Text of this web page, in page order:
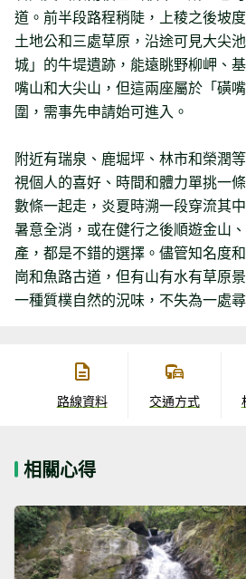
道。前半段路程稍陡，上稜之後坡
土地公和三處草原，沿途可見大尖
城」的牛堤遺跡，能遠眺野柳岬、
嘴山和大尖山，但這兩座屬於「磺
圍，需事先申請始可進入。
附近有瑞泉、鹿堀坪、林市和榮潤
視個人的喜好、時間和體力單挑一
數條一起走，炎夏時溯一段穿流其
暑意全消，或在健行之後順遊金山
產，都是不錯的選擇。儘管知名度
崗和魚路古道，但有山有水有草原
一種質樸自然的況味，不失為一處
路線資料 交通方式
相關心得